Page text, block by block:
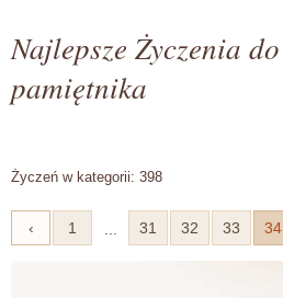
Najlepsze Życzenia do
pamiętnika
Życzeń w kategorii: 398
‹ 1 31 32 33 34